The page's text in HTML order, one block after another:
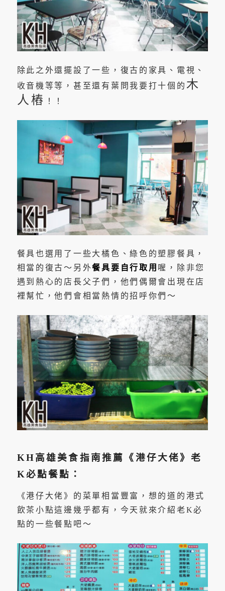
除此之外還擺設了一些，復古的家具、電視、
收音機等等，甚至還有葉問我要打十個的 木
人樁
！！
餐具也選用了一些大橘色、綠色的塑膠餐具，
相當的復古～另外餐具要自行取用 喔，除非您
遇到熱心的店長父子們，他們偶爾會出現在店
裡幫忙，他們會相當熱情的招呼你們～
KH高雄美食指南推薦《港仔大佬》老
K必點餐點：
《港仔大佬》的菜單相當豐富，想的道的港式
飲茶小點這邊幾乎都有，今天就來介紹老K必
點的一些餐點吧～